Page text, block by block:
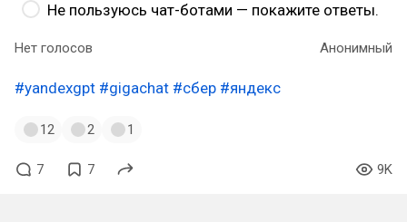
Не пользуюсь чат-ботами — покажите ответы.
Нет голосов Анонимный
#yandexgpt #gigachat #сбер #яндекс
12 2 1
7 7 9K